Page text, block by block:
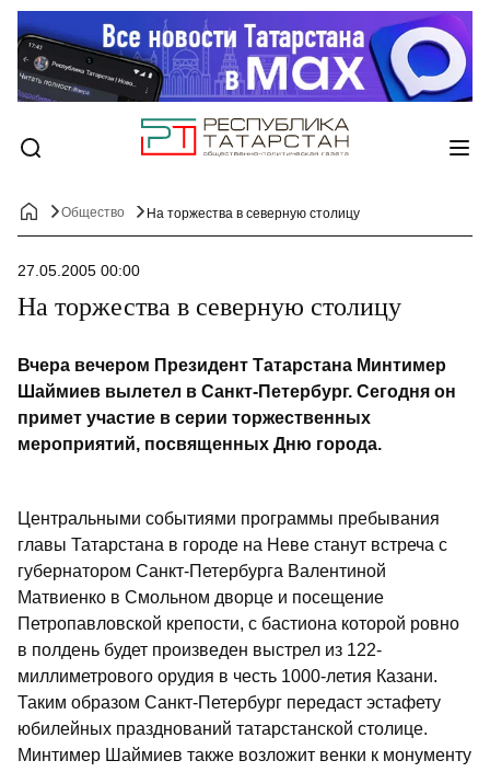
Общество На торжества в северную столицу
27.05.2005 00:00
На торжества в северную столицу
Вчера вечером Президент Татарстана Минтимер
Шаймиев вылетел в Санкт-Петербург. Сегодня он
примет участие в серии торжественных
мероприятий, посвященных Дню города.
Центральными событиями программы пребывания
главы Татарстана в городе на Неве станут встреча с
губернатором Санкт-Петербурга Валентиной
Матвиенко в Смольном дворце и посещение
Петропавловской крепости, с бастиона которой ровно
в полдень будет произведен выстрел из 122-
миллиметрового орудия в честь 1000-летия Казани.
Таким образом Санкт-Петербург передаст эстафету
юбилейных празднований татарстанской столице.
Минтимер Шаймиев также возложит венки к монументу